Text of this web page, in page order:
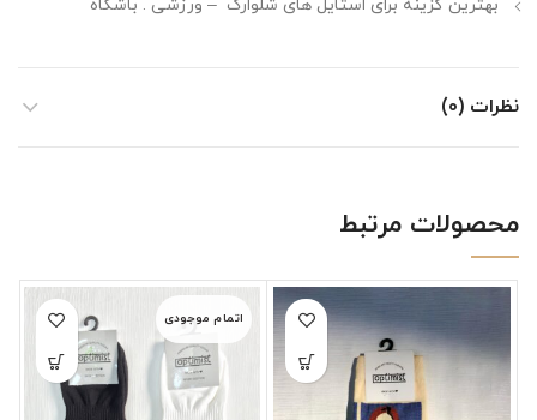
بهترین گزینه برای استایل های شلوارک – ورزشی . باشگاه
نظرات (0)
محصولات مرتبط
اتمام موجودی